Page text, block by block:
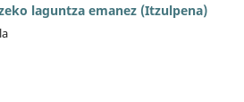
laguntza emanez (Itzulpena)